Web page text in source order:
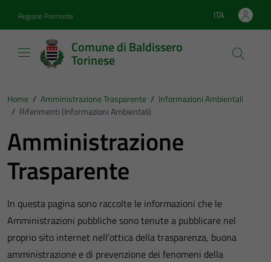
Regione Piemonte Lingua attiva:
ITA
Comune di Baldissero
Torinese
Home / Amministrazione Trasparente / Informazioni Ambientali
/ Riferimenti (informazioni Ambientali)
Amministrazione
Trasparente
In questa pagina sono raccolte le informazioni che le
Amministrazioni pubbliche sono tenute a pubblicare nel
proprio sito internet nell’ottica della trasparenza, buona
amministrazione e di prevenzione dei fenomeni della